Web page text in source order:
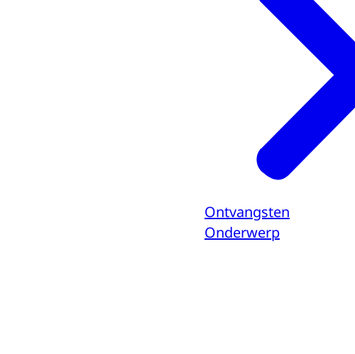
Ontvangsten
Onderwerp